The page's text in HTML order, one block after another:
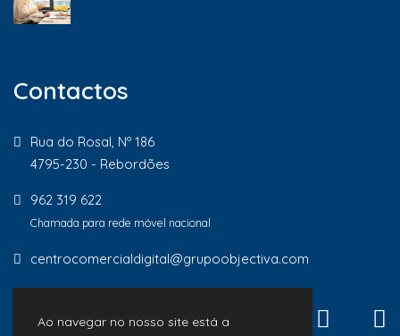
Ao navegar no nosso site está a
Contactos
Rua do Rosal, Nº 186
4795-230 - Rebordões
962 319 622
Chamada para rede móvel nacional
centrocomercialdigital@grupoobjectiva.com